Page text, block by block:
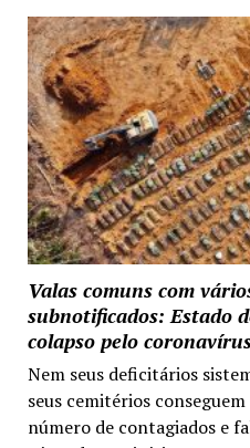
Valas comuns com
subnotificados: Estado
colapso pelo
Nem seus deficitários
seus cemitérios
número de contagiados e